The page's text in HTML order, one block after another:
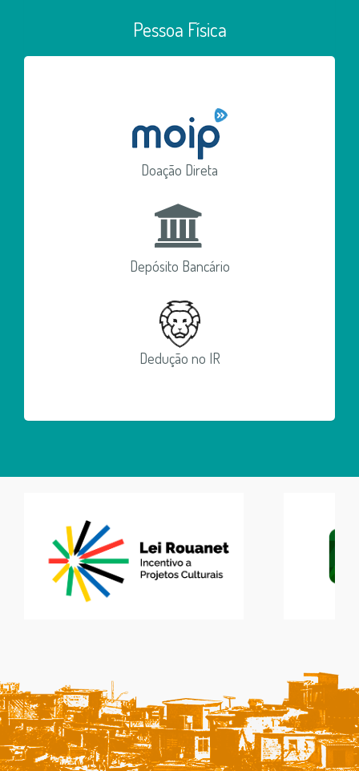
Pessoa Física
Doação Direta
Depósito Bancário
Dedução no IR